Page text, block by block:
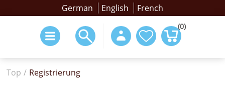
German English French
(0)
Top / Registrierung